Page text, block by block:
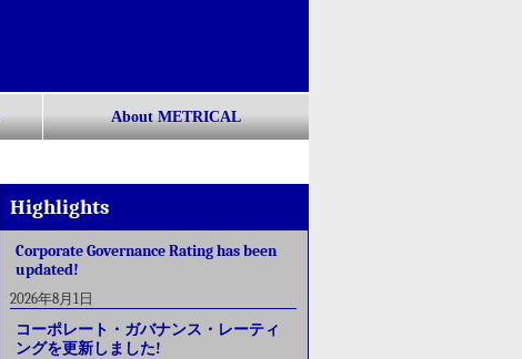
About METRICAL
Highlights
Corporate Governance Rating has been
updated!
2026年8月1日
コーポレート・ガバナンス・レーティ
ングを更新しました!